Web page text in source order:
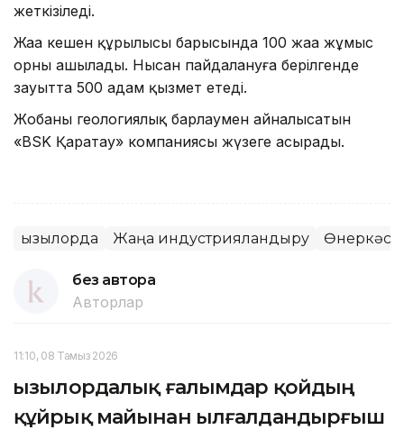
жеткізіледі.
Жаңа кешен құрылысы барысында 100 жаңа жұмыс
орны ашылады. Нысан пайдалануға берілгенде
зауытта 500 адам қызмет етеді.
Жобаны геологиялық барлаумен айналысатын
«BSK Қаратау» компаниясы жүзеге асырады.
Қызылорда Жаңа индустрияландыру Өнеркәсіп
без автора
Авторлар
11:10, 08 Тамыз 2026
Қызылордалық ғалымдар қойдың
құйрық майынан ылғалдандырғыш